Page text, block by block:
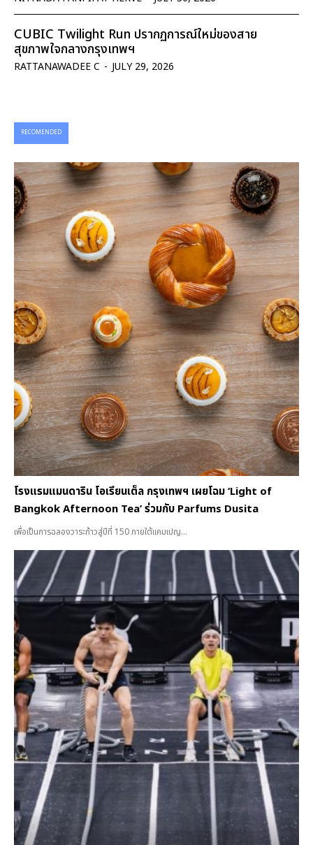
CUBIC Twilight Run ปรากฏการณ์ใหม่ของสาย
สุขภาพใจกลางกรุงเทพฯ
RATTANAWADEE C - JULY 29, 2026
RECOMENDED
โรงแรมแมนดาริน โอเรียนเต็ล กรุงเทพฯ เผยโฉม ‘Light of
Bangkok Afternoon Tea’ ร่วมกับ Parfums Dusita
เพื่อเป็นการฉลองวาระก้าวสู่ปีที่ 150 ภายใต้แคมเปญ...